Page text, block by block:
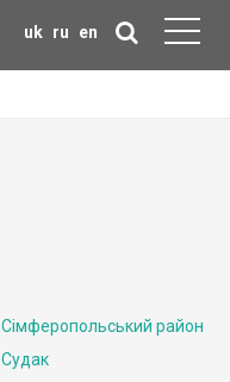
uk ru en
Сімферопольський район
Судак